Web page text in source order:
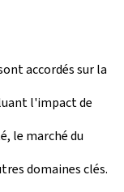
accordés sur la
l'impact de
le marché du
domaines clés.